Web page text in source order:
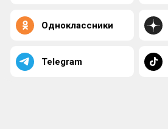
Одноклассники
Telegram